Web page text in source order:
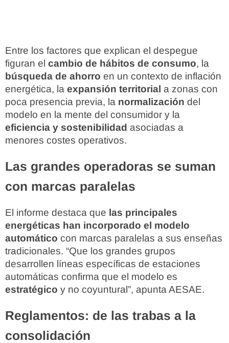
Entre los factores que explican el despegue
figuran el cambio de hábitos de consumo, la
búsqueda de ahorro en un contexto de inflación
energética, la expansión territorial a zonas con
poca presencia previa, la normalización del
modelo en la mente del consumidor y la
eficiencia y sostenibilidad asociadas a
menores costes operativos.
Las grandes operadoras se suman
con marcas paralelas
El informe destaca que las principales
energéticas han incorporado el modelo
automático con marcas paralelas a sus enseñas
tradicionales. “Que los grandes grupos
desarrollen líneas específicas de estaciones
automáticas confirma que el modelo es
estratégico y no coyuntural”, apunta AESAE.
Reglamentos: de las trabas a la
consolidación